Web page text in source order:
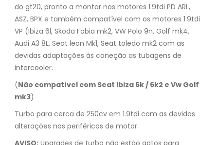
do gt20, pronto a montar nos motores 1.9tdi PD ARL,
ASZ, BPX e também compatível com os motores 1.9tdi
VP (Ibiza 6l, Skoda Fabia mk2, VW Polo 9n, Golf mk4,
Audi A3 8L, Seat leon Mk1, Seat toledo mk2 com as
devidas adaptações ás coneção as tubagens de
intercooler.
(Não compatível com Seat ibiza 6k / 6k2 e Vw Golf
mk3)
Turbo para cerca de 250cv em 1.9tdi com as devidas
alterações nos periféricos de motor.
AVISO: Upgrades de turbo não estão aptos para